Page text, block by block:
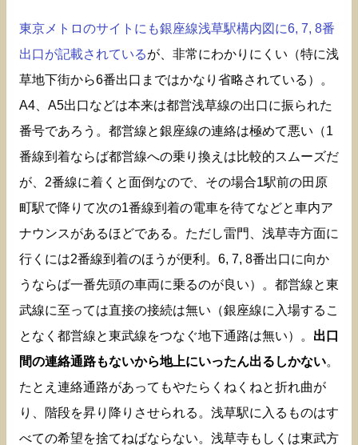
東京メトロのサイトにも銀座線浅草駅構内図に6, 7, 8番
出口が記載されているが、非常にわかりにくい（特に浅
草地下街から6番出口まではかなり省略されている）。
A4、A5出口などは本来は都営浅草線の出口に振られた
番号であろう。都営線と銀座線の連絡は極めて悪い（1
番線到着ならば都営線への乗り換えは比較的スムーズだ
が、2番線に着くと面倒なので、その場合1駅前の田原
町駅で降りて次の1番線到着の電車を待てなどと車内ア
ナウンスがあるほどである。ただし雷門、浅草寺方面に
行くには2番線到着のほうが便利。6, 7, 8番出口に向か
うならば一番先頭の車両に乗るのが良い）。都営線と東
武線に至っては直接の接続は無い（銀座線に入場するこ
となく都営線と東武線をつなぐ地下通路は無い）。 出口
間の連絡通路もないから地上にいったん出るしかない。
たとえ連絡通路があってもやたらくねくねと折れ曲が
り、階段を昇り降りさせられる。浅草駅に入るものはす
べての希望を捨てねばならない。浅草寺もしくは東武方